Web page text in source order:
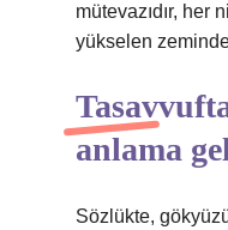
mütevazıdır, her
yükselen
anlama
Sözlükte,